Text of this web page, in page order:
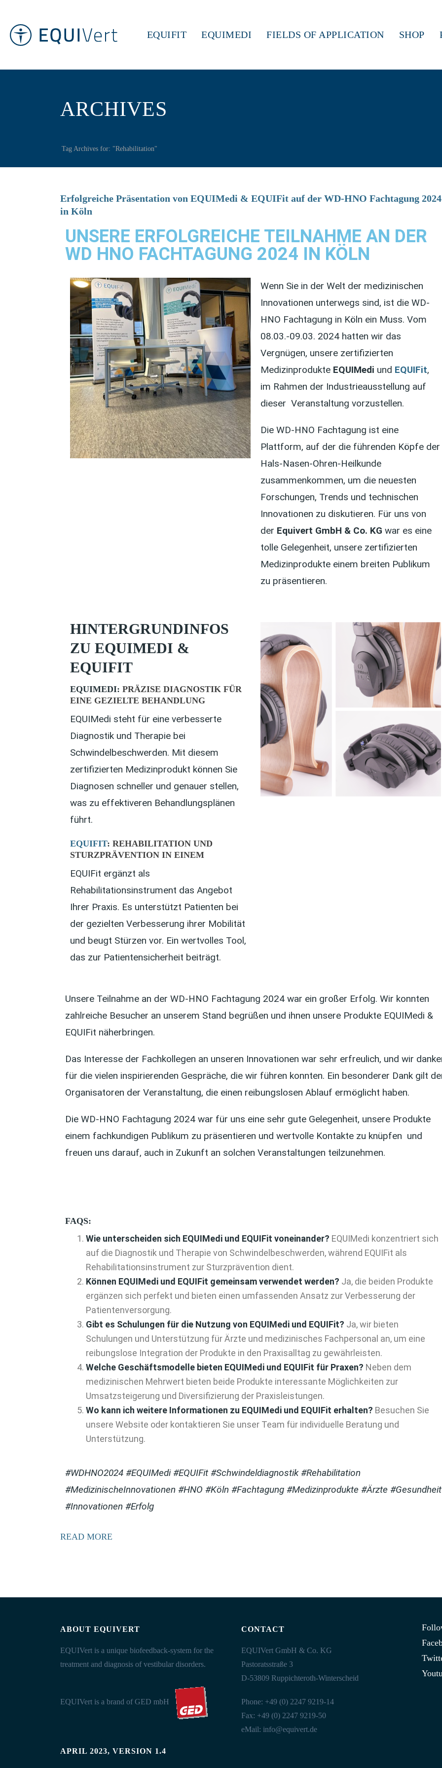
EQUIFIT EQUIMEDI FIELDS OF APPLICATION SHOP
ARCHIVES
Tag Archives for: "Rehabilitation"
Erfolgreiche Präsentation von EQUIMedi & EQUIFit auf der WD-HNO Fachtagung 2024
in Köln
UNSERE ERFOLGREICHE TEILNAHME AN DER
WD HNO FACHTAGUNG 2024 IN KÖLN
Wenn Sie in der Welt der medizinischen
Innovationen unterwegs sind, ist die WD-
HNO Fachtagung in Köln ein Muss. Vom
08.03.-09.03. 2024 hatten wir das
Vergnügen, unsere zertifizierten
Medizinprodukte EQUIMedi und EQUIFit,
im Rahmen der Industrieausstellung auf
dieser Veranstaltung vorzustellen.
Die WD-HNO Fachtagung ist eine
Plattform, auf der die führenden Köpfe der
Hals-Nasen-Ohren-Heilkunde
zusammenkommen, um die neuesten
Forschungen, Trends und technischen
Innovationen zu diskutieren. Für uns von
der Equivert GmbH & Co. KG war es eine
tolle Gelegenheit, unsere zertifizierten
Medizinprodukte einem breiten Publikum
zu präsentieren.
HINTERGRUNDINFOS
ZU EQUIMEDI &
EQUIFIT
EQUIMEDI: PRÄZISE DIAGNOSTIK FÜR
EINE GEZIELTE BEHANDLUNG
EQUIMedi steht für eine verbesserte
Diagnostik und Therapie bei
Schwindelbeschwerden. Mit diesem
zertifizierten Medizinprodukt können Sie
Diagnosen schneller und genauer stellen,
was zu effektiveren Behandlungsplänen
führt.
EQUIFIT: REHABILITATION UND
STURZPRÄVENTION IN EINEM
EQUIFit ergänzt als
Rehabilitationsinstrument das Angebot
Ihrer Praxis. Es unterstützt Patienten bei
der gezielten Verbesserung ihrer Mobilität
und beugt Stürzen vor. Ein wertvolles Tool,
das zur Patientensicherheit beiträgt.
Unsere Teilnahme an der WD-HNO Fachtagung 2024 war ein großer Erfolg. Wir konnten
zahlreiche Besucher an unserem Stand begrüßen und ihnen unsere Produkte EQUIMedi &
EQUIFit näherbringen.
Das Interesse der Fachkollegen an unseren Innovationen war sehr erfreulich, und wir
für die vielen inspirierenden Gespräche, die wir führen konnten. Ein besonderer Dank gilt
Organisatoren der Veranstaltung, die einen reibungslosen Ablauf ermöglicht haben.
Die WD-HNO Fachtagung 2024 war für uns eine sehr gute Gelegenheit, unsere Produkte
einem fachkundigen Publikum zu präsentieren und wertvolle Kontakte zu knüpfen und
freuen uns darauf, auch in Zukunft an solchen Veranstaltungen teilzunehmen.
FAQS:
Wie unterscheiden sich EQUIMedi und EQUIFit voneinander? EQUIMedi konzentriert sich
auf die Diagnostik und Therapie von Schwindelbeschwerden, während EQUIFit als
Rehabilitationsinstrument zur Sturzprävention dient.
Können EQUIMedi und EQUIFit gemeinsam verwendet werden? Ja, die beiden Produkte
ergänzen sich perfekt und bieten einen umfassenden Ansatz zur Verbesserung der
Patientenversorgung.
Gibt es Schulungen für die Nutzung von EQUIMedi und EQUIFit? Ja, wir bieten
Schulungen und Unterstützung für Ärzte und medizinisches Fachpersonal an, um eine
reibungslose Integration der Produkte in den Praxisalltag zu gewährleisten.
Welche Geschäftsmodelle bieten EQUIMedi und EQUIFit für Praxen? Neben dem
medizinischen Mehrwert bieten beide Produkte interessante Möglichkeiten zur
Umsatzsteigerung und Diversifizierung der Praxisleistungen.
Wo kann ich weitere Informationen zu EQUIMedi und EQUIFit erhalten? Besuchen Sie
unsere Website oder kontaktieren Sie unser Team für individuelle Beratung und
Unterstützung.
#WDHNO2024 #EQUIMedi #EQUIFit #Schwindeldiagnostik #Rehabilitation
#MedizinischeInnovationen #HNO #Köln #Fachtagung #Medizinprodukte #Ärzte #Gesundheit
#Innovationen #Erfolg
READ MORE
ABOUT EQUIVERT
EQUIVert is a unique biofeedback-system for the
treatment and diagnosis of vestibular disorders.
EQUIVert is a brand of GED mbH
APRIL 2023, VERSION 1.4
CONTACT
EQUIVert GmbH & Co. KG
Pastoratsstraße 3
D-53809 Ruppichteroth-Winterscheid
Phone: +49 (0) 2247 9219-14
Fax: +49 (0) 2247 9219-50
eMail: info@equivert.de